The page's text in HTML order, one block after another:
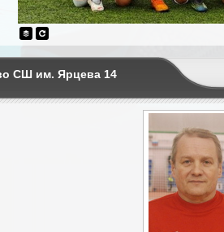
СШ им. Ярцева 14